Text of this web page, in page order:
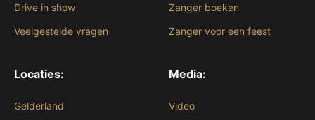
Drive in show
Veelgestelde vragen
Zanger boeken
Zanger voor een feest
Locaties:
Gelderland
Media:
Video